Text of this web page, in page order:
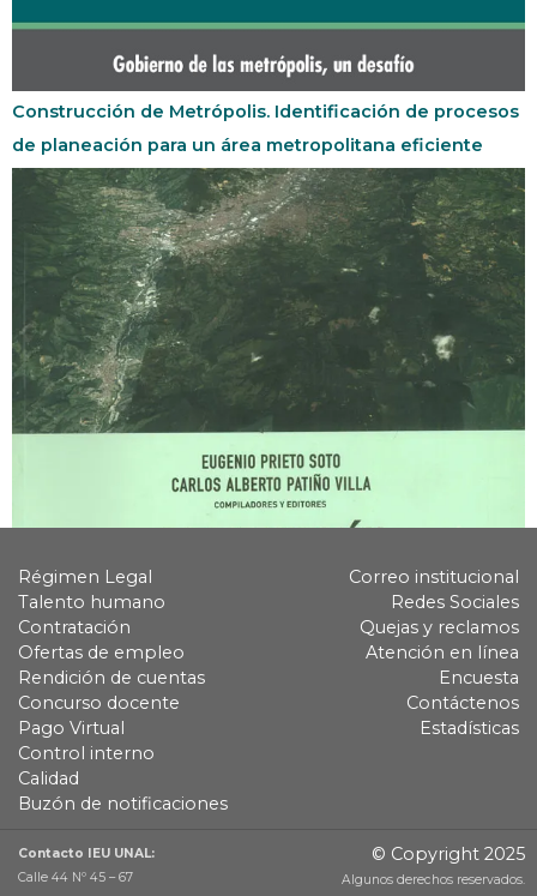
Construcción de Metrópolis. Identificación de procesos
de planeación para un área metropolitana eficiente
Régimen Legal
Talento humano
Contratación
Ofertas de empleo
Rendición de cuentas
Concurso docente
Pago Virtual
Control interno
Calidad
Buzón de notificaciones
Correo institucional
Redes Sociales
Quejas y reclamos
Atención en línea
Encuesta
Contáctenos
Estadísticas
Contacto IEU UNAL:
Calle 44 Nº 45 – 67
© Copyright 2025
Algunos derechos reservados.